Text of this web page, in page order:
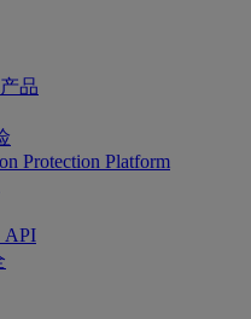
品
Protection Platform
API